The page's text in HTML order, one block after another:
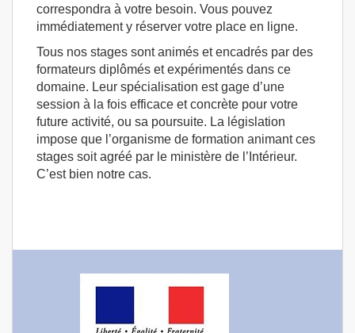
correspondra à votre besoin. Vous pouvez
immédiatement y réserver votre place en ligne.
Tous nos stages sont animés et encadrés par des
formateurs diplômés et expérimentés dans ce
domaine. Leur spécialisation est gage d’une
session à la fois efficace et concrète pour votre
future activité, ou sa poursuite. La législation
impose que l’organisme de formation animant ces
stages soit agréé par le ministère de l’Intérieur.
C’est bien notre cas.